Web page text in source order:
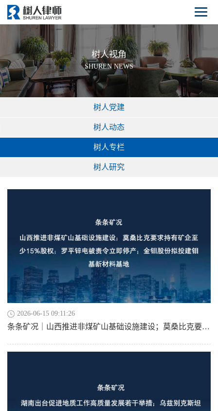
树人视角
SHUREN NEWS
树人党建
树人动态
树人专栏
树人研究
2026-06-15 09:11:26
条条矿况｜山西推进非煤矿山基础设施建设；莫桑比克要求持有矿企至少15%股权；罗平锌电被责令立即停产；金钼股份拟投建钼基新材料基地